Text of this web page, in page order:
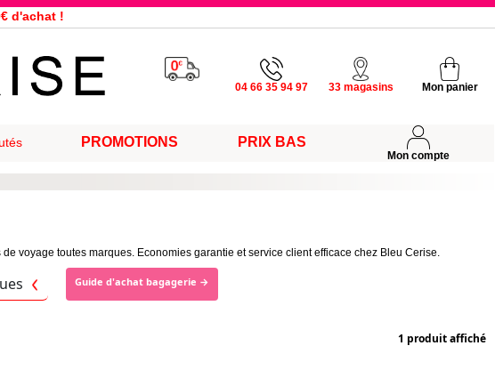
d'achat !
du lundi au vendredi
chez vous ?
04 66 35 94 97 33 magasins Mon panier
PROMOTIONS PRIX BAS
Mon compte
voyage toutes marques. Economies garantie et service client efficace chez Bleu Cerise.
Guide d'achat bagagerie →
1 produit affiché